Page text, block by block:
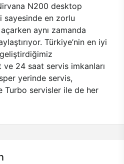
N200 desktop
sayesinde en zorlu
aynı zamanda
Türkiye’nin en iyi
24 saat servis imkanları
yerinde servis,
Turbo servisler ile de her